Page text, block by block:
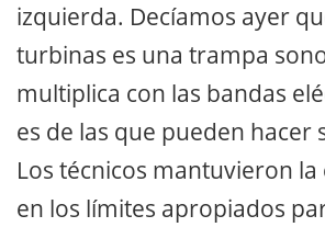
izquierda. Decíamos ayer
turbinas es una trampa
multiplica con las bandas
es de las que pueden hacer
Los técnicos mantuvieron la
en los límites apropiados